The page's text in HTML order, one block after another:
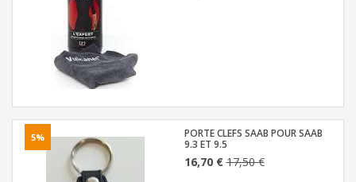
5%
PORTE CLEFS SAAB POUR SAAB
9.3 ET 9.5
16,70 €17,50 €